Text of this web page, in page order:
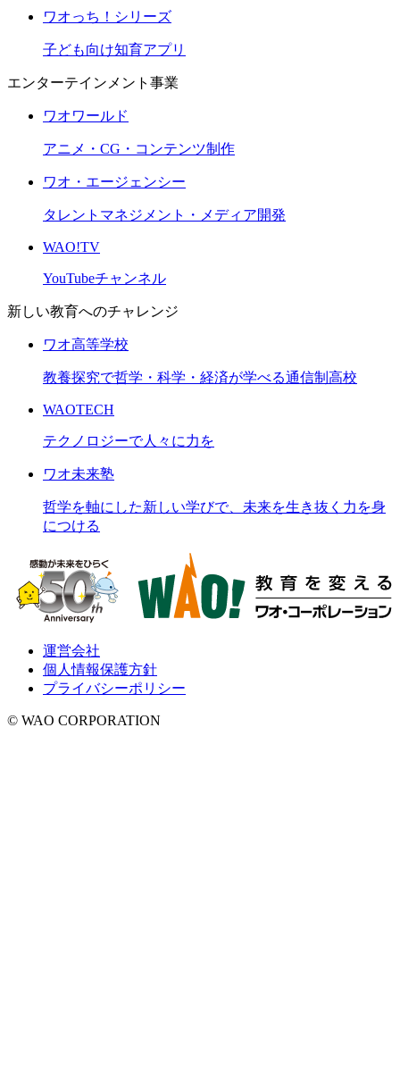
ワオっち！シリーズ
子ども向け知育アプリ
エンターテインメント事業
ワオワールド
アニメ・CG・コンテンツ制作
ワオ・エージェンシー
タレントマネジメント・メディア開発
WAO!TV
YouTubeチャンネル
新しい教育へのチャレンジ
ワオ高等学校
教養探究で哲学・科学・経済が学べる通信制高校
WAOTECH
テクノロジーで人々に力を
ワオ未来塾
哲学を軸にした新しい学びで、未来を生き抜く力を身
につける
運営会社
個人情報保護方針
プライバシーポリシー
© WAO CORPORATION